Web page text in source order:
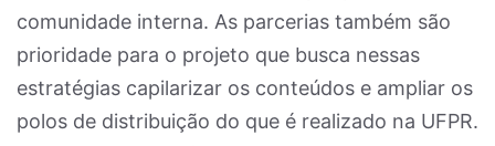
comunidade interna. As parcerias também são
prioridade para o projeto que busca nessas
estratégias capilarizar os conteúdos e ampliar os
polos de distribuição do que é realizado na UFPR.